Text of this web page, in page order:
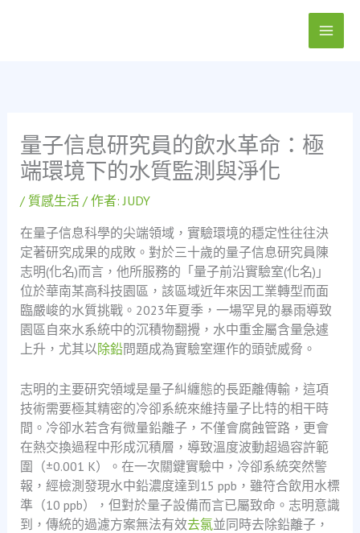
量子信息研究員的飲水革命：極
端環境下的水質監測與淨化
/ 質感生活/ 作者:JUDY
在量子信息科學的尖端領域，實驗環境的穩定性往往決
定著研究成果的成敗。對於三十歲的量子信息研究員陳
志明(化名)而言，他所服務的「量子前沿實驗室(化名)」
位於華南某高科技園區，該區域近年來因工業轉型而面
臨嚴峻的水質挑戰。2023年夏季，一場罕見的暴雨導致
園區自來水系統中的沉積物翻攪，水中重金屬含量急遽
上升，尤其以除鉛問題成為實驗室運作的頭號威脅。
志明的主要研究領域是量子糾纏態的長距離傳輸，這項
技術需要極其精密的冷卻系統來維持量子比特的相干時
間。冷卻水若含有微量鉛離子，不僅會腐蝕管路，更會
在熱交換過程中形成沉積層，導致溫度波動超過容許範
圍（±0.001 K）。在一次關鍵實驗中，冷卻系統突然警
報，經檢測發現水中鉛濃度達到15 ppb，雖符合飲用水標
準（10 ppb），但對於量子設備而言已屬致命。志明意識
到，傳統的過濾方案無法有效去氯並同時去除鉛離子，